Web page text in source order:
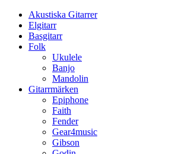
Akustiska Gitarrer
Elgitarr
Basgitarr
Folk
Ukulele
Banjo
Mandolin
Gitarrmärken
Epiphone
Faith
Fender
Gear4music
Gibson